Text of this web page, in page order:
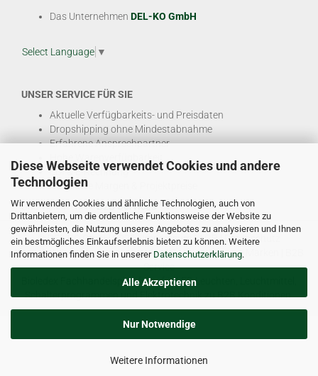
Diese Webseite verwendet Cookies und andere
Technologien
Wir verwenden Cookies und ähnliche Technologien, auch von
Drittanbietern, um die ordentliche Funktionsweise der Website zu
gewährleisten, die Nutzung unseres Angebotes zu analysieren und Ihnen
ein bestmögliches Einkaufserlebnis bieten zu können. Weitere
Informationen finden Sie in unserer Datenschutzerklärung.
Alle Akzeptieren
Nur Notwendige
Weitere Informationen
Das Unternehmen DEL-KO GmbH
Select Language ▼
UNSER SERVICE FÜR SIE
Aktuelle Verfügbarkeits- und Preisdaten
Dropshipping ohne Mindestabnahme
Erfahrene Ansprechpartner
Hohe Warenverfügbarkeit
EDI & E-Rechnung
Attraktive Margen & Projektpreise
Und viele weitereB2B Services
© DEL-KO GmbH 2026 |Impressum|AGB| Datenschutz
Kontakt|Vertriebspartner werden|Sitemap|Unsere Marken
Service
Bioledex Fachhandelsplattform für LED Leuchten, Leuchtmittel,
Schalterprogrammen und Elektrotechnik zu B2B Konditionen.